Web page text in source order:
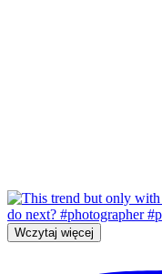
Wczytaj więcej